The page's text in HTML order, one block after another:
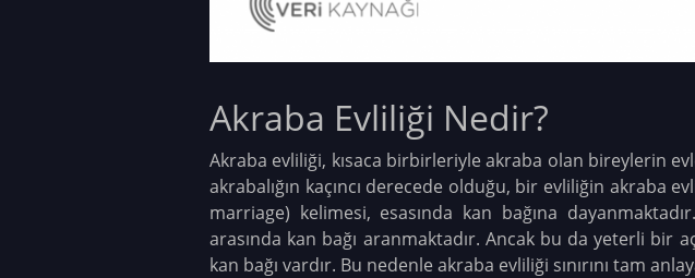
Akraba Evliliği Nedir?
Akraba evliliği, kısaca birbirleriyle akraba olan bireylerin
akrabalığın kaçıncı derecede olduğu, bir evliliğin akraba
marriage) kelimesi, esasında kan bağına
arasında kan bağı aranmaktadır. Ancak bu da yeterli
kan bağı vardır. Bu nedenle akraba evliliği sınırını tam